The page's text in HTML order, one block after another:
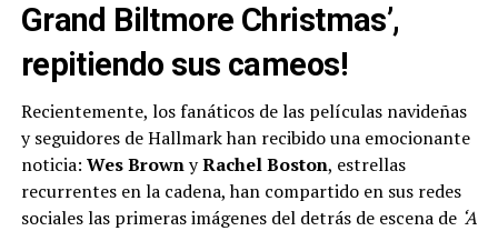
Grand Biltmore Christmas’,
repitiendo sus cameos!
Recientemente, los fanáticos de las películas navideñas
y seguidores de Hallmark han recibido una emocionante
noticia: Wes BrownyRachel Boston, estrellas
recurrentes en la cadena, han compartido en sus redes
sociales las primeras imágenes del detrás de escena de ‘A